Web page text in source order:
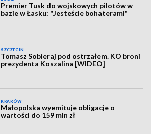
Premier Tusk do wojskowych pilotów w
bazie w Łasku: "Jesteście bohaterami"
SZCZECIN
Tomasz Sobieraj pod ostrzałem. KO broni
prezydenta Koszalina [WIDEO]
KRAKÓW
Małopolska wyemituje obligacje o
wartości do 159 mln zł